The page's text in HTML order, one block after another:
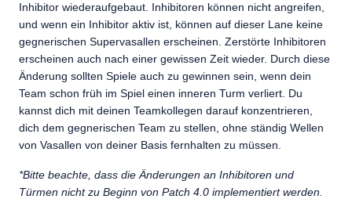
Inhibitor wiederaufgebaut. Inhibitoren können nicht angreifen,
und wenn ein Inhibitor aktiv ist, können auf dieser Lane keine
gegnerischen Supervasallen erscheinen. Zerstörte Inhibitoren
erscheinen auch nach einer gewissen Zeit wieder. Durch diese
Änderung sollten Spiele auch zu gewinnen sein, wenn dein
Team schon früh im Spiel einen inneren Turm verliert. Du
kannst dich mit deinen Teamkollegen darauf konzentrieren,
dich dem gegnerischen Team zu stellen, ohne ständig Wellen
von Vasallen von deiner Basis fernhalten zu müssen.
*Bitte beachte, dass die Änderungen an Inhibitoren und
Türmen nicht zu Beginn von Patch 4.0 implementiert werden.